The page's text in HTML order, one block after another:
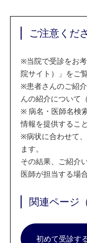
ご注意くだ
※当院で受診をお
院サイト）」をご
※患者さんのご紹
んの紹介について
※ 病名・医師名検
情報を提供するこ
※病状に合わせて
ます。
その結果、ご紹介
医師が担当する場
関連ページ
初めて受診す